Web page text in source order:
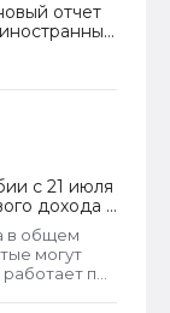
отчет
с 21 июля
дохода и
по месту
в общем
могут
по